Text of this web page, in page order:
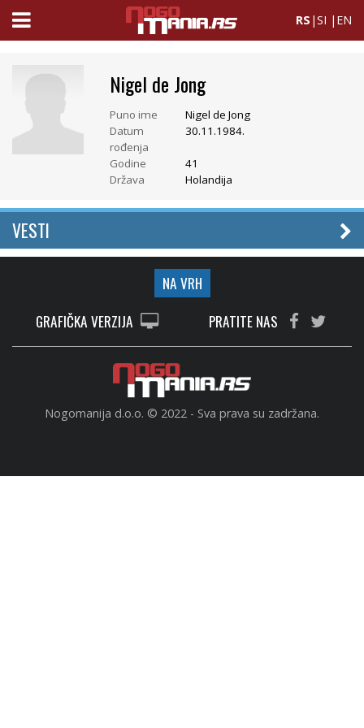
RS |SI | EN
Nigel de Jong
Puno ime
Nigel de Jong
Datum
rođenja
30.11.1984.
Godine
41
Država
Holandija
VESTI
NA VRH
GRAFIČKA VERZIJA
PRATITE NAS
Nogomanija d.o.o. © 2022 - Sva prava su zadržana.